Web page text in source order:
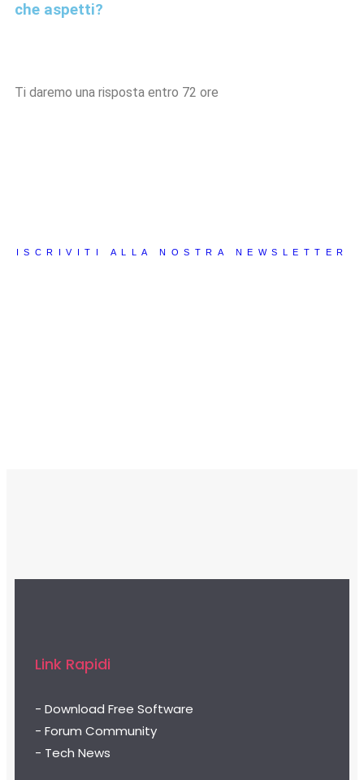
che aspetti?
Ti daremo una risposta entro 72 ore
ISCRIVITI ALLA NOSTRA NEWSLETTER
Link Rapidi
- Download Free Software
- Forum Community
- Tech News